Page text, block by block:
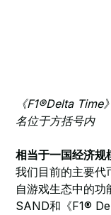
《F1®Delta Time
名位于方括号内
相当于一国经济规
我们目前的主要
自游戏生态中的
SAND和《F1®